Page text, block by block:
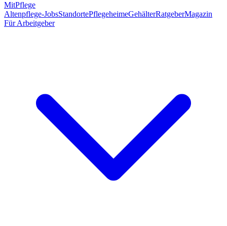
MitPflege
Altenpflege-JobsStandortePflegeheimeGehälterRatgeberMagazin
Für Arbeitgeber